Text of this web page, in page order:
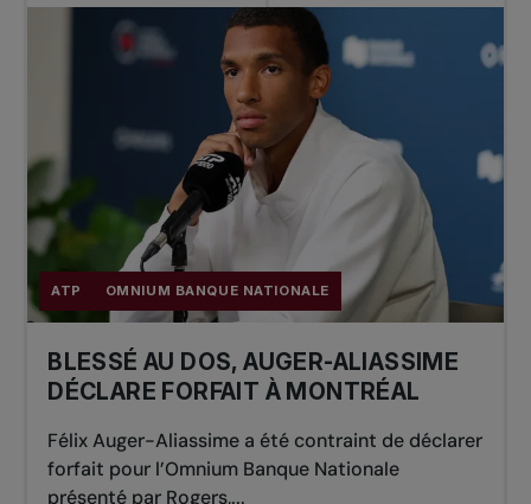
ATP OMNIUM BANQUE NATIONALE
BLESSÉ AU DOS, AUGER-ALIASSIME
DÉCLARE FORFAIT À MONTRÉAL
Félix Auger-Aliassime a été contraint de déclarer
forfait pour l’Omnium Banque Nationale
présenté par Rogers,...